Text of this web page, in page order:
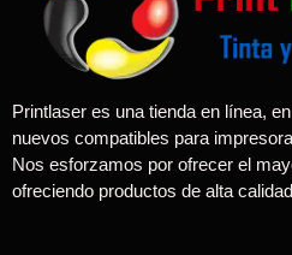
Printlaser es una tienda en línea,
nuevos compatibles para
Nos esforzamos por ofrecer el
ofreciendo productos de alta